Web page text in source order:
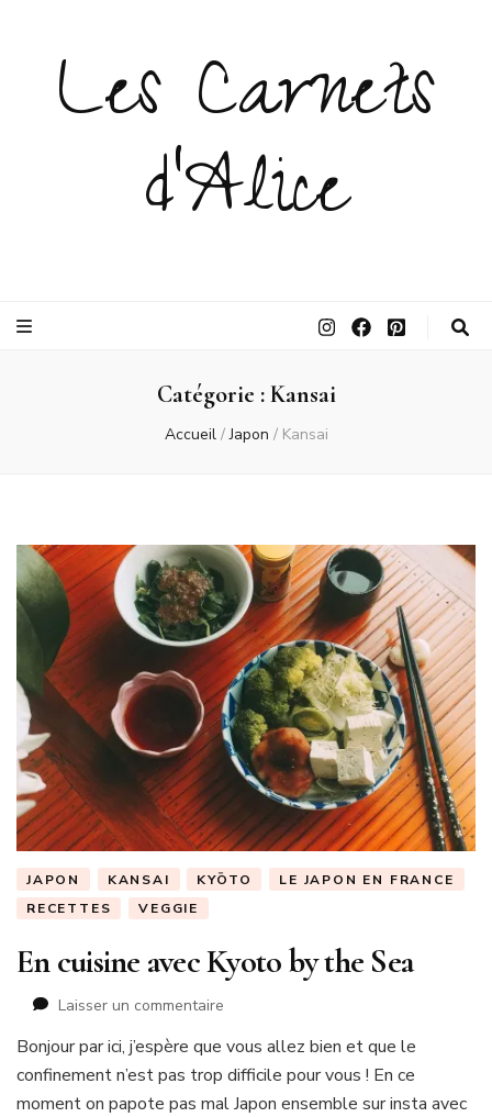
Les Carnets
d'Alice
Catégorie :Kansai
Accueil / Japon / Kansai
JAPON KANSAI KYŌTO
LE JAPON EN FRANCE
RECETTES
VEGGIE
En cuisine avec Kyoto by the Sea
Laisser un commentaire
cuisine
avec
Kyoto
Bonjour par ici, j’espère que vous allez bien et que le
confinement n’est pas trop difficile pour vous ! En ce
moment on papote pas mal Japon ensemble sur insta avec